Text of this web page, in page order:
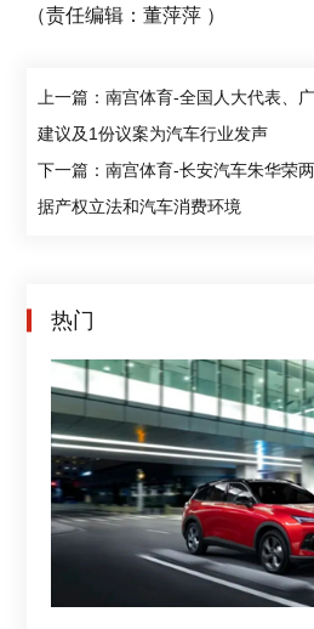
（责任编辑：董萍萍 ）
上一篇：南宫体育-全国人大代表、
建议及1份议案为汽车行业发声
下一篇：南宫体育-长安汽车朱华荣
据产权立法和汽车消费环境
热门